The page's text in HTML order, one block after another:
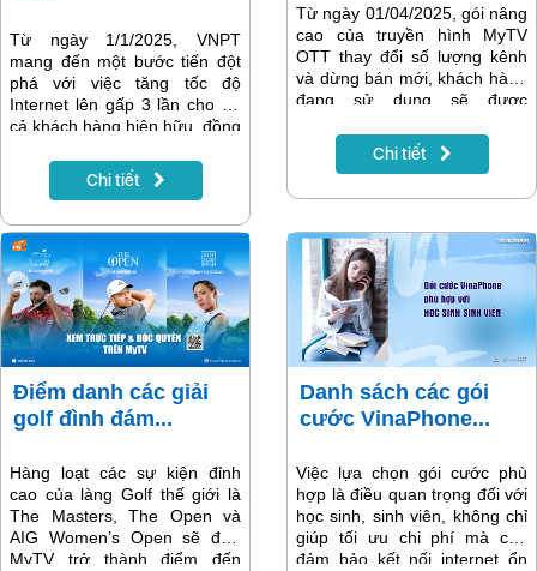
Từ ngày 1/1/2025, VNPT
mang đến một bước tiến đột
phá với việc tăng tốc độ
Internet lên gấp 3 lần cho tất
cả khách hàng hiện hữu, đồng
gói cước mới với tốc độ khởi
điểm từ 200Mbps. Các gói
hoạt, tích hợp các dịch vụ như
truyền hình, di động, Wifi
Mesh mở rộng vùng phủ
sóng, và AI Camera an ninh
thông minh, tạo nên tiêu
chuẩn mới cho trải nghiệm
Internet. Cùng tìm hiểu bảng
giá cập nhật nhất để lựa chọn
dịch vụ phù hợp nhất cho bạn
và gia đình.
Chi tiết
Từ ngày 01/04/2025, gói nâng
cao của truyền hình MyTV
OTT thay đổi số lượng kênh
và dừng bán mới, khách hàng
đang sử dụng sẽ được
đó có 107 kênh truyền hình
tín hiệu HD và 41 kênh truyền
sau:
Chi tiết
Điểm danh các giải
golf đình đám...
Hàng loạt các sự kiện đỉnh
cao của làng Golf thế giới là
The Masters, The Open và
AIG Women’s Open sẽ đưa
MyTV trở thành điểm đến
Danh sách các gói
cước VinaPhone...
Việc lựa chọn gói cước phù
hợp là điều quan trọng đối với
học sinh, sinh viên, không chỉ
giúp tối ưu chi phí mà còn
đảm bảo kết nối internet ổn